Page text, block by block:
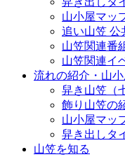
山小屋マッ
追い山笠 公
山笠関連番
山笠関連イ
流れの紹介・山
舁き山笠（
飾り山笠の
山小屋マッ
舁き出しタ
山笠を知る